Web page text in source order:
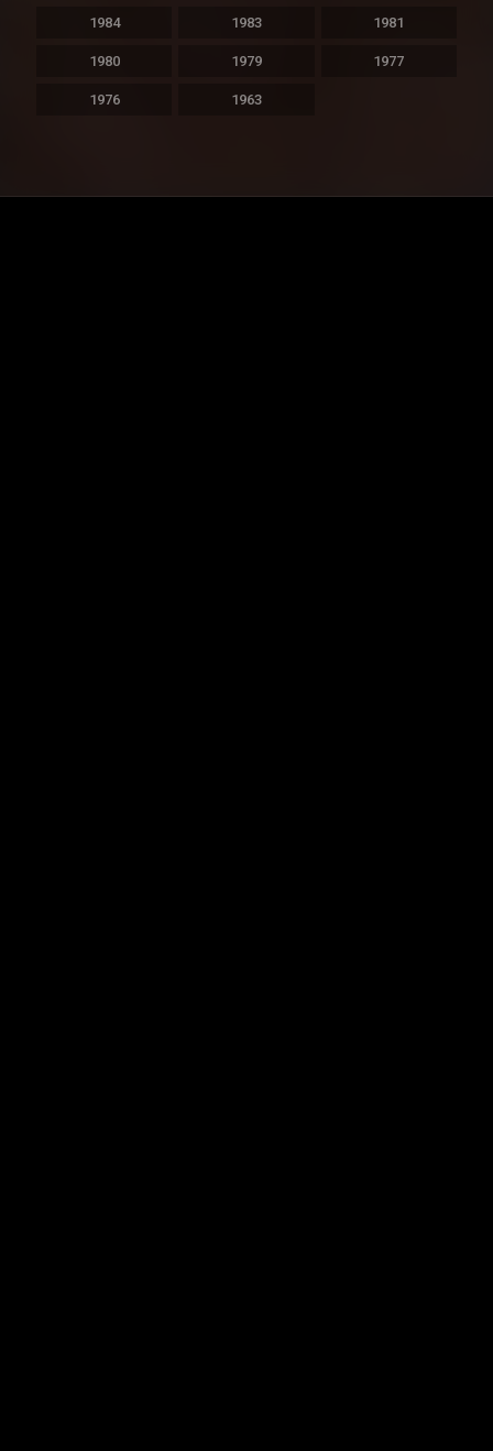
1984 1983 1981
1980 1979 1977
1976 1963